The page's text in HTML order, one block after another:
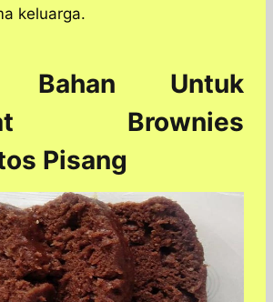
keluarga.
Bahan Untuk
Brownies
Pisang